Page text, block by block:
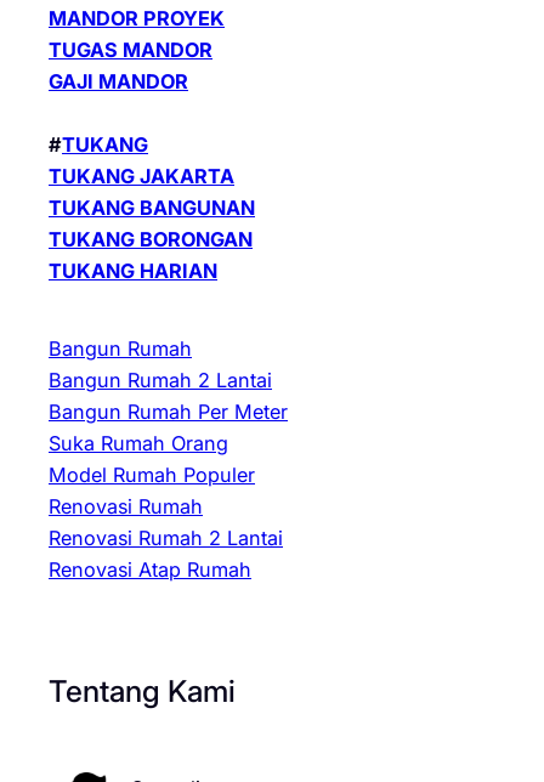
MANDOR PROYEK
TUGAS MANDOR
GAJI MANDOR
#TUKANG
TUKANG JAKARTA
TUKANG BANGUNAN
TUKANG BORONGAN
TUKANG HARIAN
Bangun Rumah
Bangun Rumah 2 Lantai
Bangun Rumah Per Meter
Suka Rumah Orang
Model Rumah Populer
Renovasi Rumah
Renovasi Rumah 2 Lantai
Renovasi Atap Rumah
Tentang Kami